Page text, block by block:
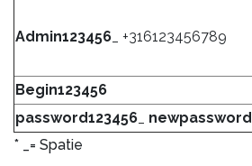
Admin123456 _ +316123456789
Begin123456
password123456
newpassword
* _= Spatie